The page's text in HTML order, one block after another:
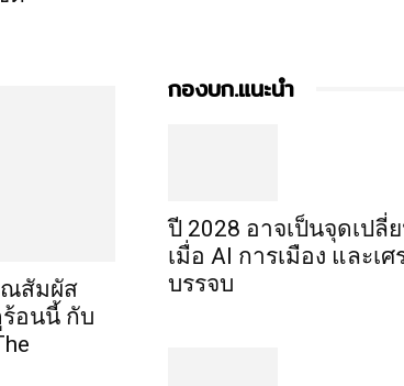
ณสัมผัส
อนนี้ กับ
กองบก.แนะนำ
ปี 2028 อาจเป็นจุดเปลี่
เมื่อ AI การเมือง และเ
บรรจบ